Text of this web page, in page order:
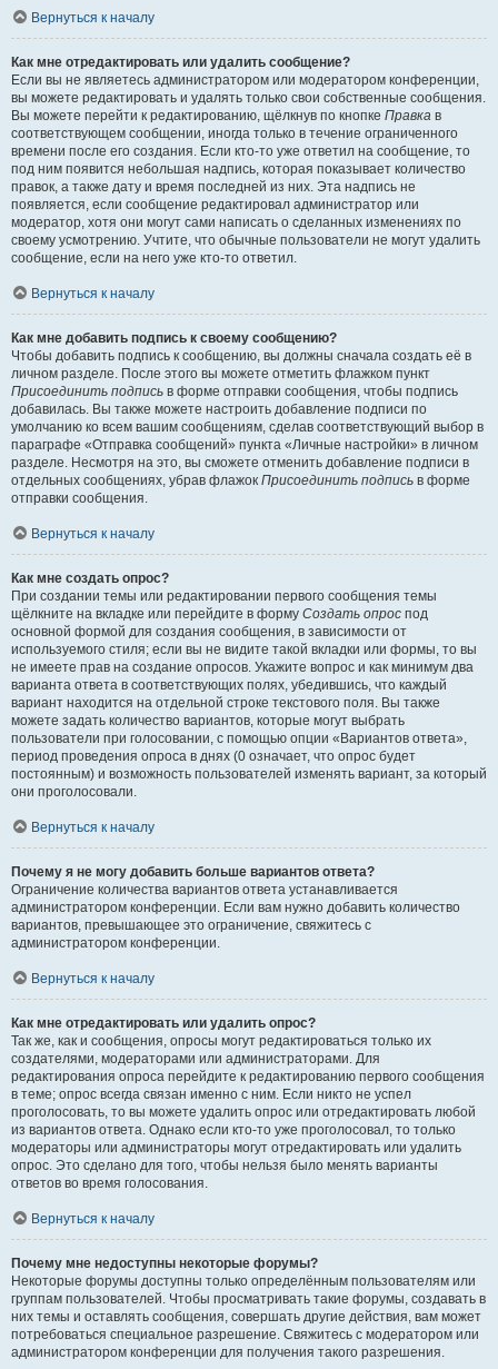
Вернуться к началу
Как мне отредактировать или удалить сообщение?
Если вы не являетесь администратором или модератором конференции,
вы можете редактировать и удалять только свои собственные сообщения.
Вы можете перейти к редактированию, щёлкнув по кнопке Правка в
соответствующем сообщении, иногда только в течение ограниченного
времени после его создания. Если кто-то уже ответил на сообщение, то
под ним появится небольшая надпись, которая показывает количество
правок, а также дату и время последней из них. Эта надпись не
появляется, если сообщение редактировал администратор или
модератор, хотя они могут сами написать о сделанных изменениях по
своему усмотрению. Учтите, что обычные пользователи не могут удалить
сообщение, если на него уже кто-то ответил.
Вернуться к началу
Как мне добавить подпись к своему сообщению?
Чтобы добавить подпись к сообщению, вы должны сначала создать её в
личном разделе. После этого вы можете отметить флажком пункт
Присоединить подпись в форме отправки сообщения, чтобы подпись
добавилась. Вы также можете настроить добавление подписи по
умолчанию ко всем вашим сообщениям, сделав соответствующий выбор в
параграфе «Отправка сообщений» пункта «Личные настройки» в личном
разделе. Несмотря на это, вы сможете отменить добавление подписи в
отдельных сообщениях, убрав флажок Присоединить подпись в форме
отправки сообщения.
Вернуться к началу
Как мне создать опрос?
При создании темы или редактировании первого сообщения темы
щёлкните на вкладке или перейдите в форму Создать опрос под
основной формой для создания сообщения, в зависимости от
используемого стиля; если вы не видите такой вкладки или формы, то вы
не имеете прав на создание опросов. Укажите вопрос и как минимум два
варианта ответа в соответствующих полях, убедившись, что каждый
вариант находится на отдельной строке текстового поля. Вы также
можете задать количество вариантов, которые могут выбрать
пользователи при голосовании, с помощью опции «Вариантов ответа»,
период проведения опроса в днях (0 означает, что опрос будет
постоянным) и возможность пользователей изменять вариант, за который
они проголосовали.
Вернуться к началу
Почему я не могу добавить больше вариантов ответа?
Ограничение количества вариантов ответа устанавливается
администратором конференции. Если вам нужно добавить количество
вариантов, превышающее это ограничение, свяжитесь с
администратором конференции.
Вернуться к началу
Как мне отредактировать или удалить опрос?
Так же, как и сообщения, опросы могут редактироваться только их
создателями, модераторами или администраторами. Для
редактирования опроса перейдите к редактированию первого сообщения
в теме; опрос всегда связан именно с ним. Если никто не успел
проголосовать, то вы можете удалить опрос или отредактировать любой
из вариантов ответа. Однако если кто-то уже проголосовал, то только
модераторы или администраторы могут отредактировать или удалить
опрос. Это сделано для того, чтобы нельзя было менять варианты
ответов во время голосования.
Вернуться к началу
Почему мне недоступны некоторые форумы?
Некоторые форумы доступны только определённым пользователям или
группам пользователей. Чтобы просматривать такие форумы, создавать в
них темы и оставлять сообщения, совершать другие действия, вам может
потребоваться специальное разрешение. Свяжитесь с модератором или
администратором конференции для получения такого разрешения.